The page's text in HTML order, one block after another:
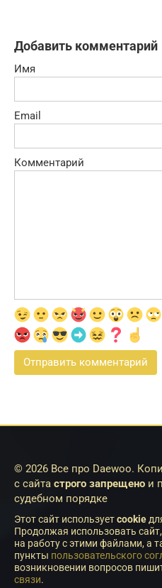
Добавить комментарий
Имя
Email
Комментарий
© 2026 Все про Daewoo.
с сайта строго запрещено и
судебном порядке
Этот сайт используетcookie
Продолжая использовать
на работу с этими файлами, а
пункты пользовательского
возникновении вопросов
связи.